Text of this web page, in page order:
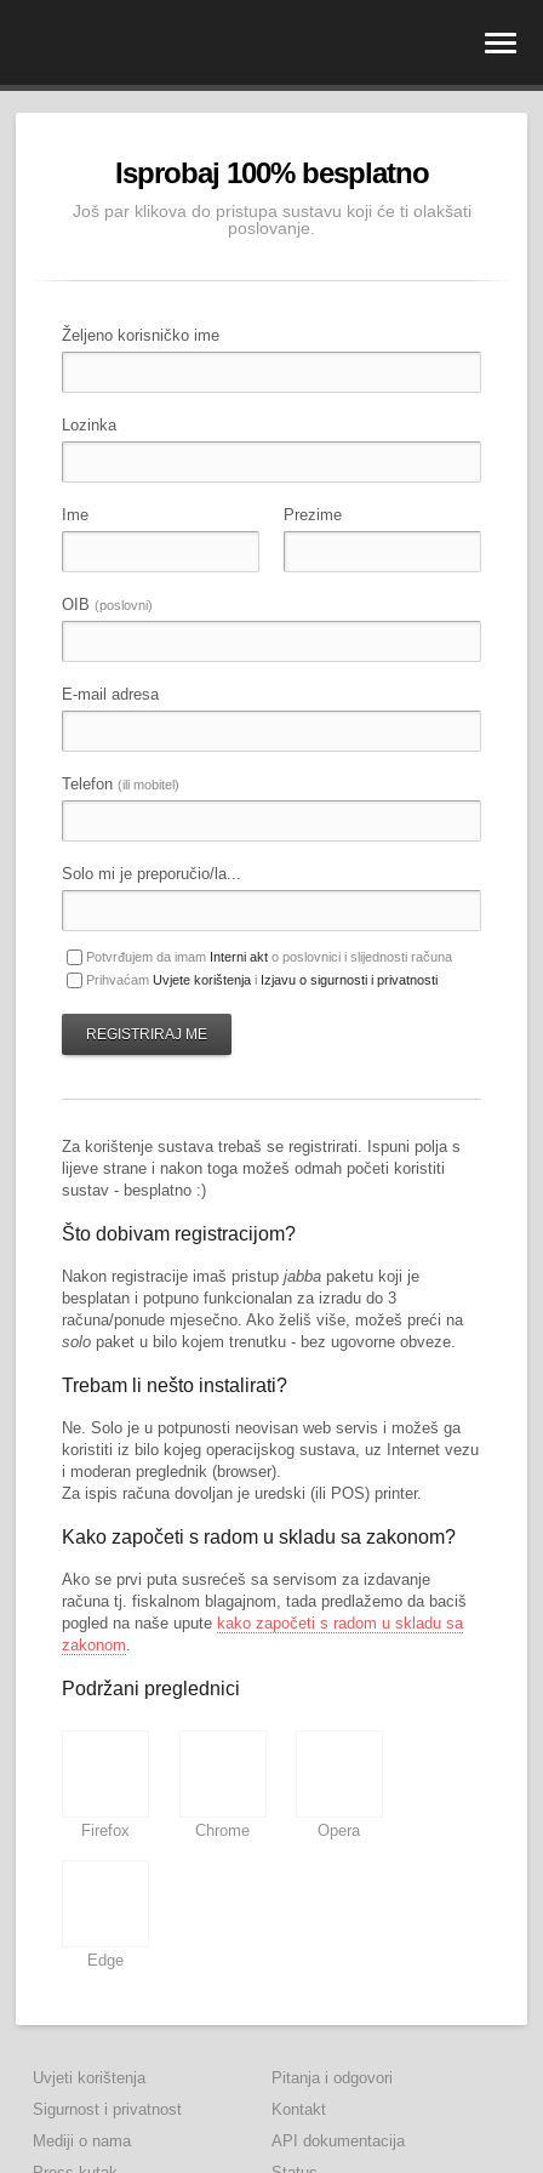
Isprobaj 100% besplatno
Još par klikova do pristupa sustavu koji će ti olakšati
poslovanje.
Željeno korisničko ime
Lozinka
Ime Prezime
OIB(poslovni)
E-mail adresa
Telefon(ili mobitel)
Solo mi je preporučio/la...
Potvrđujem da imam Interni akt o poslovnici i slijednosti računa
PrihvaćamUvjete korištenja i Izjavu o sigurnosti i privatnosti
REGISTRIRAJ ME
Za korištenje sustava trebaš se registrirati. Ispuni polja s
lijeve strane i nakon toga možeš odmah početi koristiti
sustav - besplatno :)
Što dobivam registracijom?
Nakon registracije imaš pristupjabba paketu koji je
besplatan i potpuno funkcionalan za izradu do 3
računa/ponude mjesečno. Ako želiš više, možeš preći na
solo paket u bilo kojem trenutku - bez ugovorne obveze.
Trebam li nešto instalirati?
Ne. Solo je u potpunosti neovisan web servis i možeš ga
koristiti iz bilo kojeg operacijskog sustava, uz Internet vezu
i moderan preglednik (browser).
Za ispis računa dovoljan je uredski (ili POS) printer.
Kako započeti s radom u skladu sa zakonom?
Ako se prvi puta susrećeš sa servisom za izdavanje
računa tj. fiskalnom blagajnom, tada predlažemo da baciš
pogled na naše upute kako započeti s radom u skladu sa
zakonom.
Podržani preglednici
Firefox Chrome Opera
Edge
Uvjeti korištenja
Sigurnost i privatnost
Mediji o nama
Pitanja i odgovori
Kontakt
API dokumentacija